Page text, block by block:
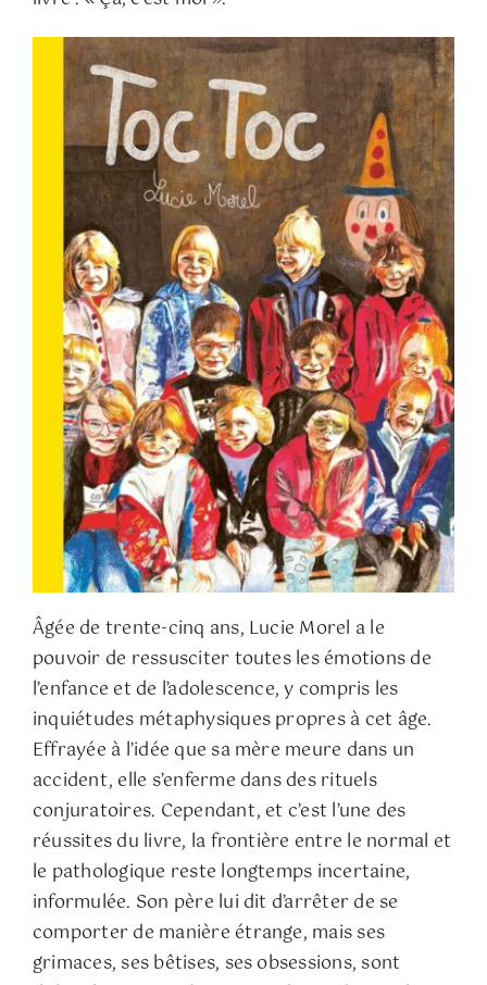
Âgée de trente-cinq ans, Lucie Morel a le
pouvoir de ressusciter toutes les émotions de
l’enfance et de l’adolescence, y compris les
inquiétudes métaphysiques propres à cet âge.
Effrayée à l’idée que sa mère meure dans un
accident, elle s’enferme dans des rituels
conjuratoires. Cependant, et c’est l’une des
réussites du livre, la frontière entre le normal et
le pathologique reste longtemps incertaine,
informulée. Son père lui dit d’arrêter de se
comporter de manière étrange, mais ses
grimaces, ses bêtises, ses obsessions, sont